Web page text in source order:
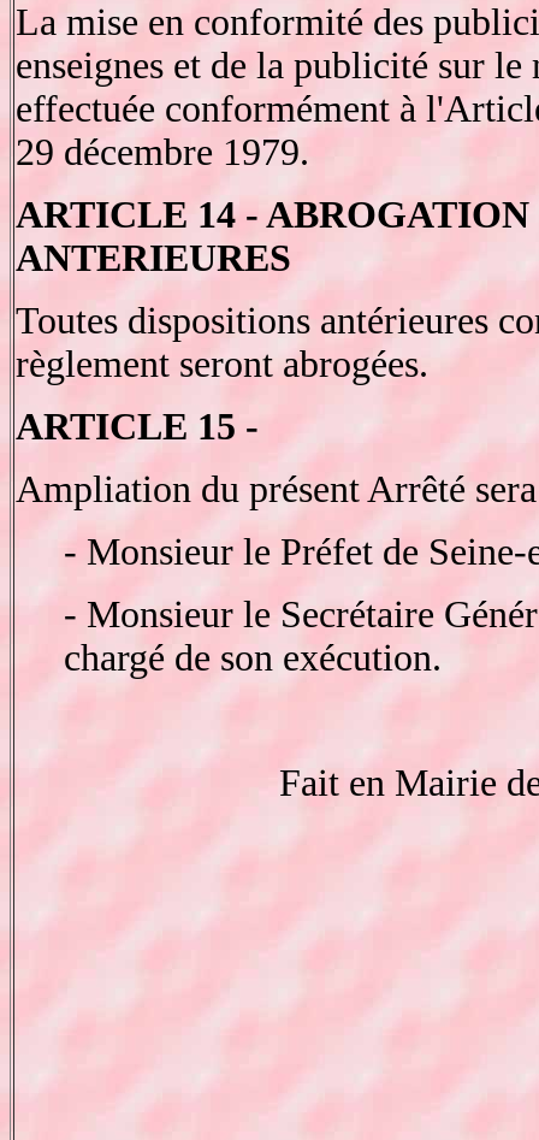
La mise en conformité des
enseignes et de la publicité sur
effectuée conformément à
29 décembre 1979.
ARTICLE 14 - ABROGATION
ANTERIEURES
Toutes dispositions antérieures
règlement seront abrogées.
ARTICLE 15 -
Ampliation du présent Arrêté
- Monsieur le Préfet de
- Monsieur le Secrétaire
chargé de son exécution.
Fait en Mairie